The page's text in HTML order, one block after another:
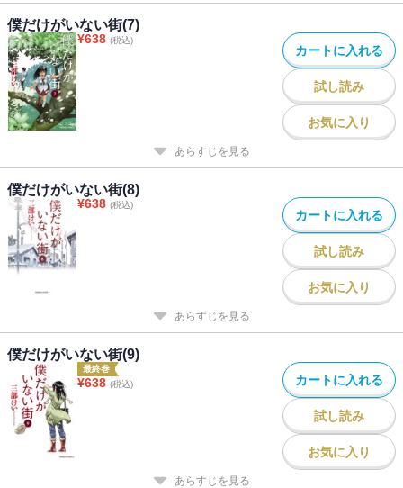
僕だけがいない街(7)
¥638 (税込)
カートに入れる
試し読み
お気に入り
あらすじを見る
僕だけがいない街(8)
¥638 (税込)
カートに入れる
試し読み
お気に入り
あらすじを見る
僕だけがいない街(9)
最終巻
¥638 (税込) カートに入れる
試し読み
お気に入り
あらすじを見る